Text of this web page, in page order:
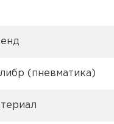
(пневматика)